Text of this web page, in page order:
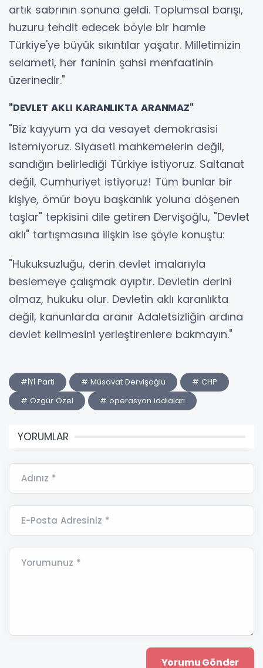
artık sabrının sonuna geldi. Toplumsal barışı,
huzuru tehdit edecek böyle bir hamle
Türkiye'ye büyük sıkıntılar yaşatır. Milletimizin
selameti, her faninin şahsi menfaatinin
üzerinedir."
"DEVLET AKLI KARANLIKTA ARANMAZ"
"Biz kayyum ya da vesayet demokrasisi
istemiyoruz. Siyaseti mahkemelerin değil,
sandığın belirlediği Türkiye istiyoruz. Saltanat
değil, Cumhuriyet istiyoruz! Tüm bunlar bir
kişiye, ömür boyu başkanlık yoluna döşenen
taşlar" tepkisini dile getiren Dervişoğlu, "Devlet
aklı" tartışmasına ilişkin ise şöyle konuştu:
"Hukuksuzluğu, derin devlet imalarıyla
beslemeye çalışmak ayıptır. Devletin derini
olmaz, hukuku olur. Devletin aklı karanlıkta
değil, kanunlarda aranır Adaletsizliğin ardına
devlet kelimesini yerleştirenlere bakmayın."
#İYİ Parti # Müsavat Dervişoğlu
# CHP
# Özgür Özel
# operasyon iddiaları
YORUMLAR
Adınız *
E-Posta Adresiniz *
Yorumunuz *